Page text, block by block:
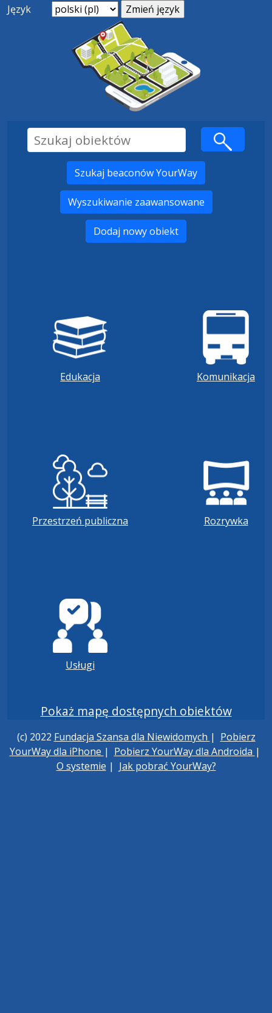
Język
Szukaj beaconów YourWay
Wyszukiwanie zaawansowane
Dodaj nowy obiekt
Edukacja Komunikacja
Przestrzeń publiczna Rozrywka
Usługi
Pokaż mapę dostępnych obiektów
(c) 2022 Fundacja Szansa dla Niewidomych | Pobierz
YourWay dla iPhone | Pobierz YourWay dla Androida |
O systemie | Jak pobrać YourWay?